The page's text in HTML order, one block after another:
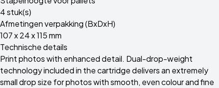
4 stuk(s)
Afmetingen verpakking (BxDxH)
107 x 24 x 115 mm
Technische details
Print photos with enhanced detail. Dual-drop-weight
technology included in the cartridge delivers an extremely
small drop size for photos with smooth, even colour and fine